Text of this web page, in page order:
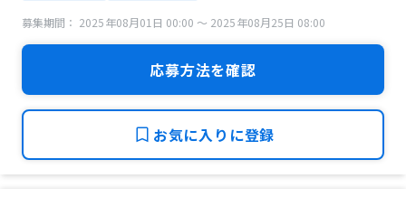
募集期間： 2025年08月01日 00:00 〜 2025年08月25日 08:00
応募方法を確認
お気に入りに登録